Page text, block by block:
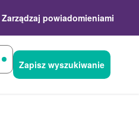
Zarządzaj powiadomieniami
Zapisz wyszukiwanie